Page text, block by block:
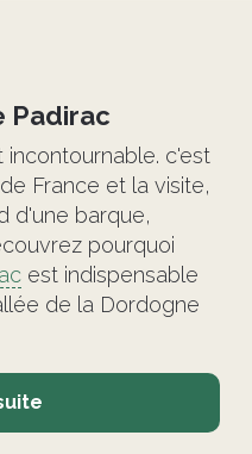
Padirac
incontournable. c'est
France et la visite,
d'une barque,
pourquoi
est indispensable
de la Dordogne